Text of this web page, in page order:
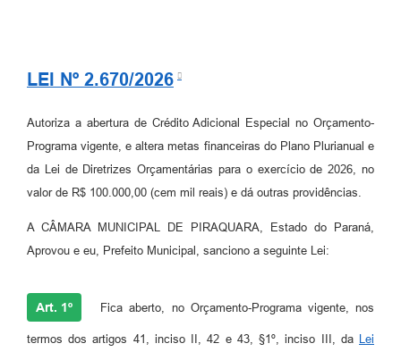
LEI Nº 2.670/2026
Autoriza a abertura de Crédito Adicional Especial no Orçamento-
Programa vigente, e altera metas financeiras do Plano Plurianual e
da Lei de Diretrizes Orçamentárias para o exercício de 2026, no
valor de R$ 100.000,00 (cem mil reais) e dá outras providências.
A CÂMARA MUNICIPAL DE PIRAQUARA, Estado do Paraná,
Aprovou e eu, Prefeito Municipal, sanciono a seguinte Lei:
Art. 1º Fica aberto, no Orçamento-Programa vigente, nos
termos dos artigos 41, inciso II, 42 e 43, §1º, inciso III, da Lei